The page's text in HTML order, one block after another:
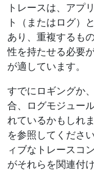
トレースは、アプ
ト（またはログ）
あり、重複するも
性を持たせる必要
が適しています。
すでにロギングか
合、ログモジュー
れているかもしれ
を参照してくださ
ィブなトレースコ
がそれらを関連付